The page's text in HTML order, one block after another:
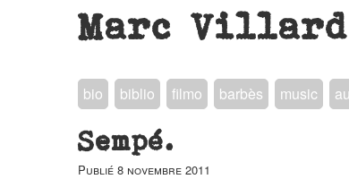
Marc Villard
bio biblio filmo barbès music
Sempé.
Publié 8 novembre 2011